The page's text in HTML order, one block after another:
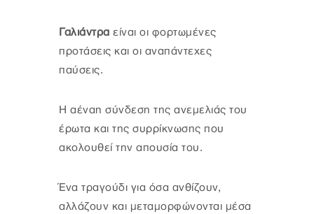
Γαλιάντρα είναι οι φορτωμένες
προτάσεις και οι αναπάντεχες
παύσεις.
Η αέναη σύνδεση της ανεμελιάς του
έρωτα και της συρρίκνωσης που
ακολουθεί την απουσία του.
Ένα τραγούδι για όσα ανθίζουν,
αλλάζουν και μεταμορφώνονται μέσα